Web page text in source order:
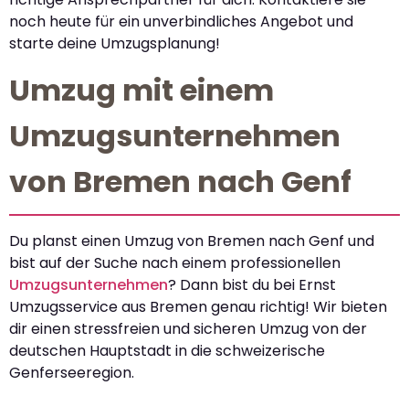
noch heute für ein unverbindliches Angebot und
starte deine Umzugsplanung!
Umzug mit einem
Umzugsunternehmen
von Bremen nach Genf
Du planst einen Umzug von Bremen nach Genf und
bist auf der Suche nach einem professionellen
Umzugsunternehmen? Dann bist du bei Ernst
Umzugsservice aus Bremen genau richtig! Wir bieten
dir einen stressfreien und sicheren Umzug von der
deutschen Hauptstadt in die schweizerische
Genferseeregion.